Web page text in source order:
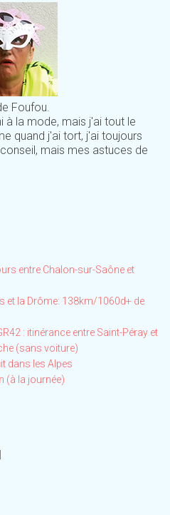
Foufou.
à la mode, mais j'ai tout le
quand j'ai tort, j'ai toujours
mais mes astuces de
entre Chalon-sur-Saône et
et la Drôme: 138km/1060d+ de
: itinérance entre Saint-Péray et
(sans voiture)
dans les Alpes
(à la journée)